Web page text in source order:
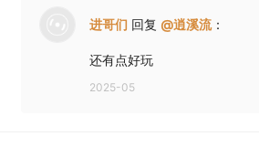
进哥们 回复 @逍溪流：
还有点好玩
2025-05